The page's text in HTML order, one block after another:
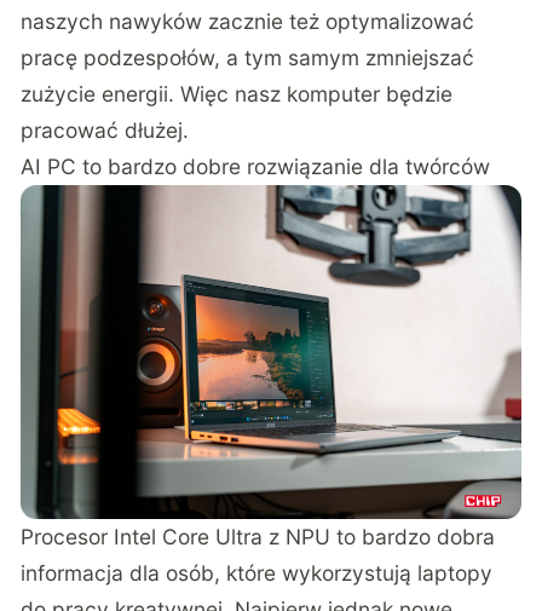
naszych nawyków zacznie też optymalizować
pracę podzespołów, a tym samym zmniejszać
zużycie energii. Więc nasz komputer będzie
pracować dłużej.
AI PC to bardzo dobre rozwiązanie dla twórców
Procesor Intel Core Ultra z NPU to bardzo dobra
informacja dla osób, które wykorzystują laptopy